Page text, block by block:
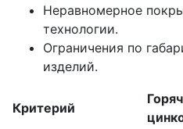
Неравномерное
технологии.
Ограничения по
изделий.
Критерий